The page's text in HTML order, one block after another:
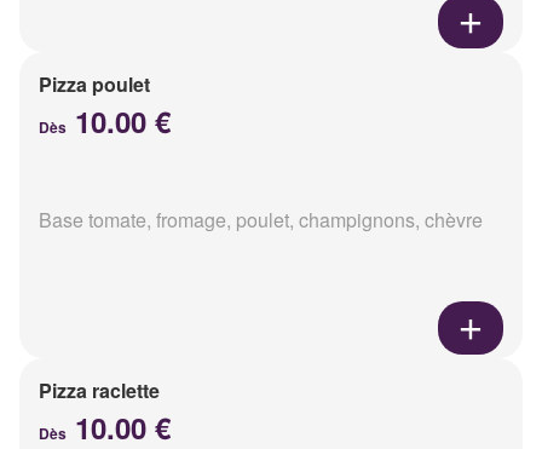
Pizza poulet
Dès 10.00 €
Base tomate, fromage, poulet, champignons, chèvre
Pizza raclette
Dès 10.00 €